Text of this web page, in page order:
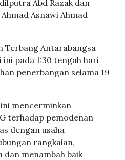
Abd Razak dan
Asnawi Ahmad
Terbang Antarabangsa
pada 1:30 tengah hari
penerbangan selama 19
mencerminkan
terhadap pemodenan
dengan usaha
rangkaian,
dan menambah baik